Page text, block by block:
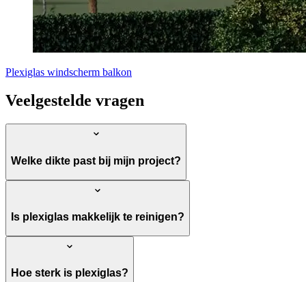
Plexiglas windscherm balkon
Veelgestelde vragen
Welke dikte past bij mijn project?
Is plexiglas makkelijk te reinigen?
Hoe sterk is plexiglas?